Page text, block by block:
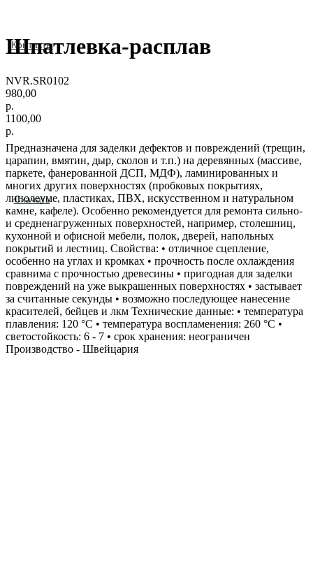
Контакты
Скачать
Шпатлевка-расплав
NVR.SR0102
980,00
р.
1100,00
р.
Предназначена для заделки дефектов и повреждений (трещин,
царапин, вмятин, дыр, сколов и т.п.) на деревянных (массиве,
паркете, фанерованной ДСП, МДФ), ламинированных и
многих других поверхностях (пробковых покрытиях,
линолеуме, пластиках, ПВХ, искусственном и натуральном
камне, кафеле). Особенно рекомендуется для ремонта сильно‐
и средненагруженных поверхностей, например, столешниц,
кухонной и офисной мебели, полок, дверей, напольных
покрытий и лестниц. Свойства: • отличное сцепление,
особенно на углах и кромках • прочность после охлаждения
сравнима с прочностью древесины • пригодная для заделки
повреждений на уже выкрашенных поверхностях • застывает
за считанные секунды • возможно последующее нанесение
красителей, бейцев и лкм Технические данные: • температура
плавления: 120 °С • температура воспламенения: 260 °С •
светостойкость: 6 - 7 • срок хранения: неограничен
Производство - Швейцария